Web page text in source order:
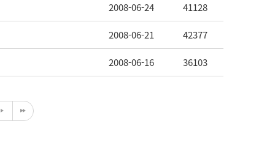
2008-06-24 41128
2008-06-21 42377
2008-06-16 36103